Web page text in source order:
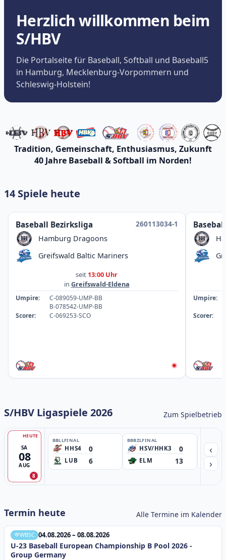
Herzlich willkommen beim
S/HBV
Die Portalseite für Baseball, Softball und Baseball5
in Hamburg, Mecklenburg-Vorpommern und
Schleswig-Holstein!
Tradition, Gemeinschaft, Enthusiasmus, Zukunft
40 Jahre Baseball & Softball im Norden!
14 Spiele heute
Baseball Bezirksliga
260113034-1
Hamburg Dragoons
Greifswald Baltic Mariners
seit 13:00 Uhr
in Greifswald-Eldena
Umpire:
C-089059-UMP-BB
B-078542-UMP-BB
Scorer:
C-069253-SCO
Umpire:
Scorer:
S/HBV Ligaspiele 2026 Zum Spielbetrieb
SA
08
AUG
HEUTE
8
BBLLFINAL
HHS4 0
LUB 6
BBBZLFINAL
HSV/HHK3 0
ELM 13
‹
›
Termin heute Alle Termine im Kalender
WBSC 04.08.2026 – 08.08.2026
U-23 Baseball European Championship B Pool 2026 -
Group Germany